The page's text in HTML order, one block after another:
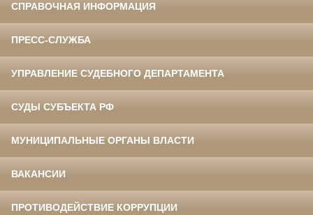
СПРАВОЧНАЯ ИНФОРМАЦИЯ
ПРЕСС-СЛУЖБА
УПРАВЛЕНИЕ СУДЕБНОГО ДЕПАРТАМЕНТА
СУДЫ СУБЪЕКТА РФ
МУНИЦИПАЛЬНЫЕ ОРГАНЫ ВЛАСТИ
ВАКАНСИИ
ПРОТИВОДЕЙСТВИЕ КОРРУПЦИИ